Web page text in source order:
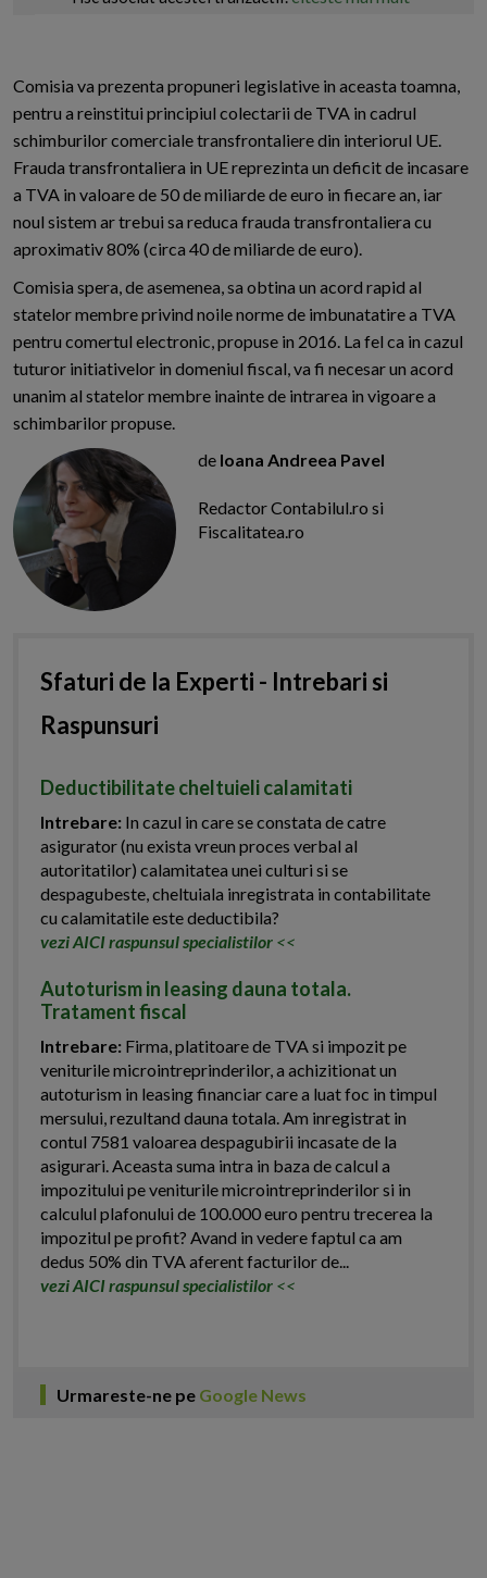
Comisia va prezenta propuneri legislative in aceasta toamna,
pentru a reinstitui principiul colectarii de TVA in cadrul
schimburilor comerciale transfrontaliere din interiorul UE.
Frauda transfrontaliera in UE reprezinta un deficit de incasare
a TVA in valoare de 50 de miliarde de euro in fiecare an, iar
noul sistem ar trebui sa reduca frauda transfrontaliera cu
aproximativ 80% (circa 40 de miliarde de euro).
Comisia spera, de asemenea, sa obtina un acord rapid al
statelor membre privind noile norme de imbunatatire a TVA
pentru comertul electronic, propuse in 2016. La fel ca in cazul
tuturor initiativelor in domeniul fiscal, va fi necesar un acord
unanim al statelor membre inainte de intrarea in vigoare a
schimbarilor propuse.
de Ioana Andreea Pavel
Redactor Contabilul.ro si
Fiscalitatea.ro
Sfaturi de la Experti - Intrebari si
Raspunsuri
Deductibilitate cheltuieli calamitati
Intrebare: In cazul in care se constata de catre
asigurator (nu exista vreun proces verbal al
autoritatilor) calamitatea unei culturi si se
despagubeste, cheltuiala inregistrata in contabilitate
cu calamitatile este deductibila?
vezi AICI raspunsul specialistilor <<
Autoturism in leasing dauna totala.
Tratament fiscal
Intrebare: Firma, platitoare de TVA si impozit pe
veniturile microintreprinderilor, a achizitionat un
autoturism in leasing financiar care a luat foc in timpul
mersului, rezultand dauna totala. Am inregistrat in
contul 7581 valoarea despagubirii incasate de la
asigurari. Aceasta suma intra in baza de calcul a
impozitului pe veniturile microintreprinderilor si in
calculul plafonului de 100.000 euro pentru trecerea la
impozitul pe profit? Avand in vedere faptul ca am
dedus 50% din TVA aferent facturilor de...
vezi AICI raspunsul specialistilor <<
Urmareste-ne pe Google News